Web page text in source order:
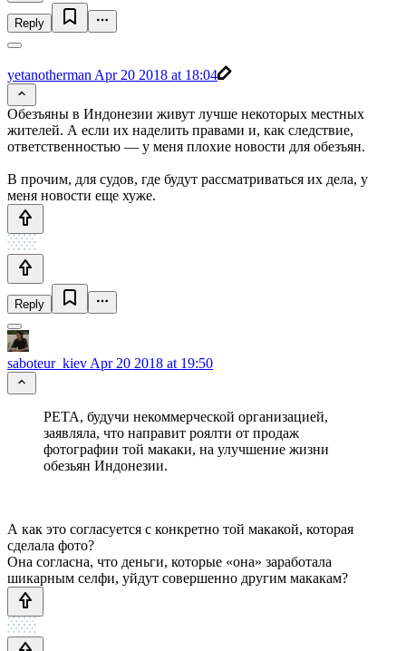
Reply
yetanotherman Apr 20 2018 at 18:04
Обезъяны в Индонезии живут лучше некоторых местных
жителей. А если их наделить правами и, как следствие,
ответственностью — у меня плохие новости для обезъян.
В прочим, для судов, где будут рассматриваться их дела, у
меня новости еще хуже.
Reply
saboteur_kiev Apr 20 2018 at 19:50
PETA, будучи некоммерческой организацией,
заявляла, что направит роялти от продаж
фотографии той макаки, на улучшение жизни
обезьян Индонезии.
А как это согласуется с конкретно той макакой, которая
сделала фото?
Она согласна, что деньги, которые «она» заработала
шикарным селфи, уйдут совершенно другим макакам?